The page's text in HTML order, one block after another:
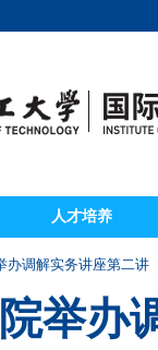
人才培养
办调解实务讲座第二讲
举办